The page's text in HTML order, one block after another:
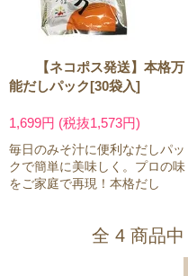
【ネコポス発送】本格万
能だしパック[30袋入]
1,699円 (税抜1,573円)
毎日のみそ汁に便利なだしパッ
クで簡単に美味しく。プロの味
をご家庭で再現！本格だし
全 4 商品